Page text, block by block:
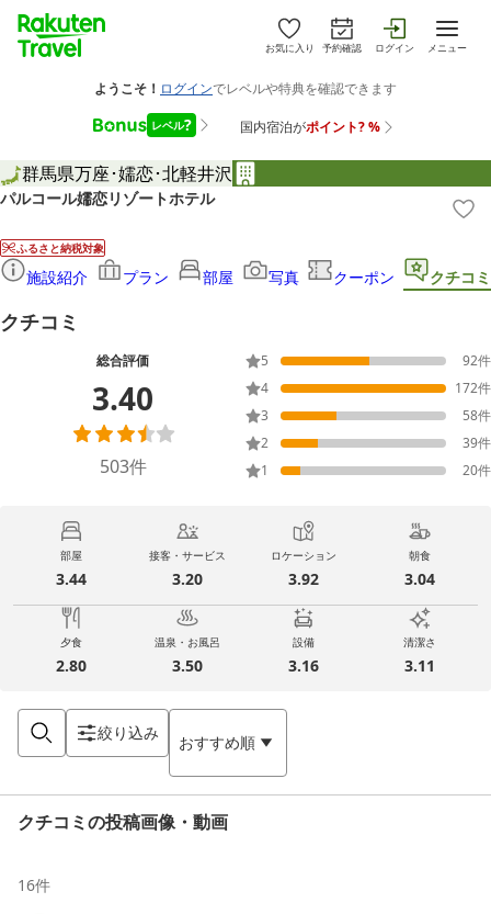
お気に入り 予約確認 ログイン メニュー
群馬県万座･嬬恋･北軽井沢
パルコール嬬恋リゾートホテル
ふるさと納税対象
施設紹介 プラン 部屋 写真 クーポン クチコミ
クチコミ
総合評価
3.40
503件
5 92件
4
172件
3
58件
2
39件
1
20件
部屋
3.44
接客・サービス
3.20
ロケーション
3.92
朝食
3.04
夕食
2.80
温泉・お風呂
3.50
設備
3.16
清潔さ
3.11
絞り込み おすすめ順
クチコミの投稿画像・動画
16件